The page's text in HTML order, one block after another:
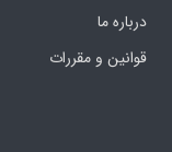
درباره ما
قوانین و مقررات